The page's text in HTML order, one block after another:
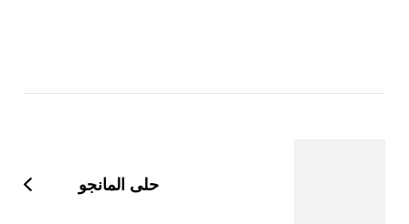
حلى المانجو